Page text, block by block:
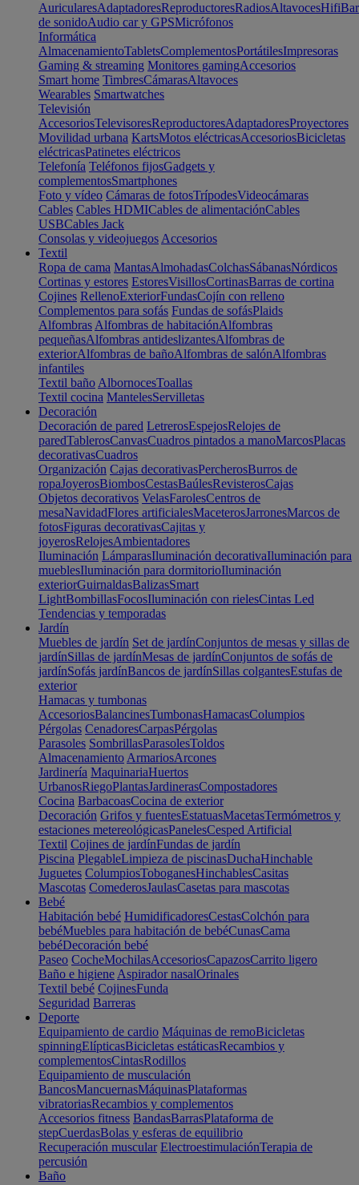
AuricularesAdaptadoresReproductoresRadiosAltavocesHifi
de sonidoAudio car y GPSMicrófonos
Informática
AlmacenamientoTabletsComplementosPortátilesImpresoras
Gaming & streaming Monitores gamingAccesorios
Smart home TimbresCámarasAltavoces
Wearables Smartwatches
Televisión
AccesoriosTelevisoresReproductoresAdaptadoresProyectores
Movilidad urbana KartsMotos eléctricasAccesoriosBicicletas
eléctricasPatinetes eléctricos
Telefonía Teléfonos fijosGadgets y
complementosSmartphones
Foto y vídeo Cámaras de fotosTrípodesVideocámaras
Cables Cables HDMICables de alimentaciónCables
USBCables Jack
Consolas y videojuegos Accesorios
Textil
Ropa de cama MantasAlmohadasColchasSábanasNórdicos
Cortinas y estores EstoresVisillosCortinasBarras de cortina
Cojines RellenoExteriorFundasCojín con relleno
Complementos para sofás Fundas de sofásPlaids
Alfombras Alfombras de habitaciónAlfombras
pequeñasAlfombras antideslizantesAlfombras de
exteriorAlfombras de bañoAlfombras de salónAlfombras
infantiles
Textil baño AlbornocesToallas
Textil cocina MantelesServilletas
Decoración
Decoración de pared LetrerosEspejosRelojes de
paredTablerosCanvasCuadros pintados a manoMarcosPlacas
decorativasCuadros
Organización Cajas decorativasPercherosBurros de
ropaJoyerosBiombosCestasBaúlesRevisterosCajas
Objetos decorativos VelasFarolesCentros de
mesaNavidadFlores artificialesMaceterosJarronesMarcos de
fotosFiguras decorativasCajitas y
joyerosRelojesAmbientadores
Iluminación LámparasIluminación decorativaIluminación para
mueblesIluminación para dormitorioIluminación
exteriorGuirnaldasBalizasSmart
LightBombillasFocosIluminación con rielesCintas Led
Tendencias y temporadas
Jardín
Muebles de jardín Set de jardínConjuntos de mesas y sillas de
jardínSillas de jardínMesas de jardínConjuntos de sofás de
jardínSofás jardínBancos de jardínSillas colgantesEstufas de
exterior
Hamacas y tumbonas
AccesoriosBalancinesTumbonasHamacasColumpios
Pérgolas CenadoresCarpasPérgolas
Parasoles SombrillasParasolesToldos
Almacenamiento ArmariosArcones
Jardinería MaquinariaHuertos
UrbanosRiegoPlantasJardinerasCompostadores
Cocina BarbacoasCocina de exterior
Decoración Grifos y fuentesEstatuasMacetasTermómetros y
estaciones metereológicasPanelesCesped Artificial
Textil Cojines de jardínFundas de jardín
Piscina PlegableLimpieza de piscinasDuchaHinchable
Juguetes ColumpiosToboganesHinchablesCasitas
Mascotas ComederosJaulasCasetas para mascotas
Bebé
Habitación bebé HumidificadoresCestasColchón para
bebéMuebles para habitación de bebéCunasCama
bebéDecoración bebé
Paseo CocheMochilasAccesoriosCapazosCarrito ligero
Baño e higiene Aspirador nasalOrinales
Textil bebé CojinesFunda
Seguridad Barreras
Deporte
Equipamiento de cardio Máquinas de remoBicicletas
spinningElípticasBicicletas estáticasRecambios y
complementosCintasRodillos
Equipamiento de musculación
BancosMancuernasMáquinasPlataformas
vibratoriasRecambios y complementos
Accesorios fitness BandasBarrasPlataforma de
stepCuerdasBolas y esferas de equilibrio
Recuperación muscular ElectroestimulaciónTerapia de
percusión
Baño